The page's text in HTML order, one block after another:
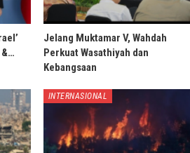
Jelang Muktamar V, Wahdah
Perkuat Wasathiyah dan
Kebangsaan
INTERNASIONAL